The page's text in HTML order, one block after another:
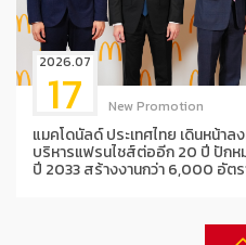
2026.07
17 New Promotion
แมคโดนัลด์ ประเทศไทย เดินหน้าล
บริหารแฟรนไชส์ต่ออีก 20 ปี ปักห
ปี 2033 สร้างงานกว่า 6,000 อัตร